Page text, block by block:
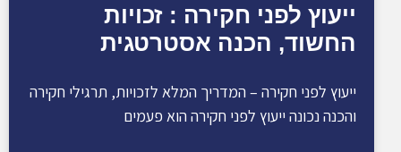
ייעוץ לפני חקירה : זכויות
החשוד, הכנה אסטרטגית
ייעוץ לפני חקירה – המדריך המלא לזכויות, תרגילי חקירה
והכנה נכונה ייעוץ לפני חקירה הוא פעמים